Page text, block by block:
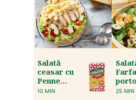
Salată
ceasar cu
Penne
rigate
10 MIN 25 MIN